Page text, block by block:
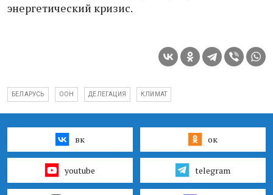
энергетический кризис.
БЕЛАРУСЬ ООН ДЕЛЕГАЦИЯ КЛИМАТ
вк ок
youtube telegram